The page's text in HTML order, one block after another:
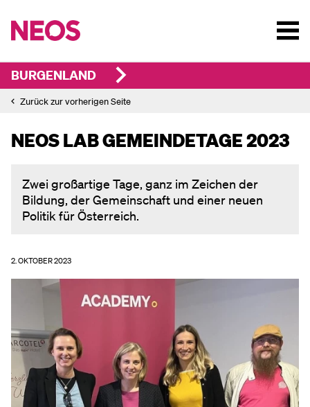
BURGENLAND
Zurück zur vorherigen Seite
NEOS LAB GEMEINDETAGE 2023
Zwei großartige Tage, ganz im Zeichen der
Bildung, der Gemeinschaft und einer neuen
Politik für Österreich.
2. OKTOBER 2023